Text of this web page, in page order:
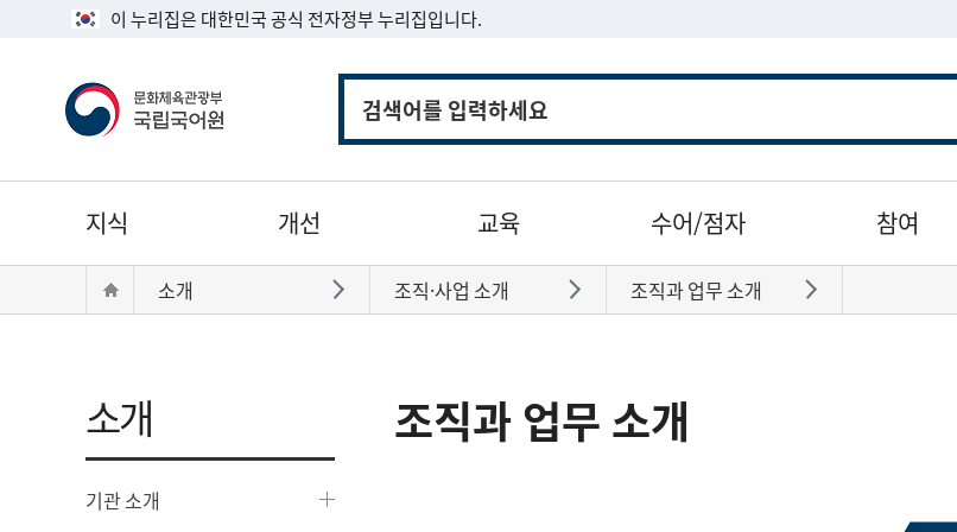
이 누리집은 대한민국 공식 전자정부 누리집입니다.
통
검
색
메
지식 개선 교육 수어/점자 참여
재
Home
소개 바로가기조직·사업 소개 바로가기조직과 업무 소개
소개
기관 소개
조직과 업무 소개